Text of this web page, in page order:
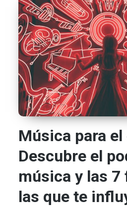
Música para
Descubre el
música y las 7
las que te